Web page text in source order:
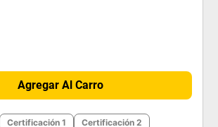
Agregar Al Carro
Certificación 1 Certificación 2